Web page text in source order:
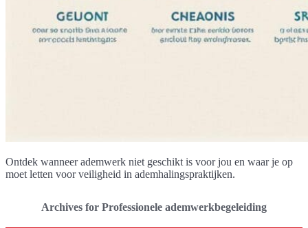
Ontdek wanneer ademwerk niet geschikt is voor jou en waar je op
moet letten voor veiligheid in ademhalingspraktijken.
Archives for Professionele ademwerkbegeleiding